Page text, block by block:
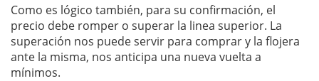
Como es lógico también, para su confirmación, el
precio debe romper o superar la linea superior. La
superación nos puede servir para comprar y la flojera
ante la misma, nos anticipa una nueva vuelta a
mínimos.